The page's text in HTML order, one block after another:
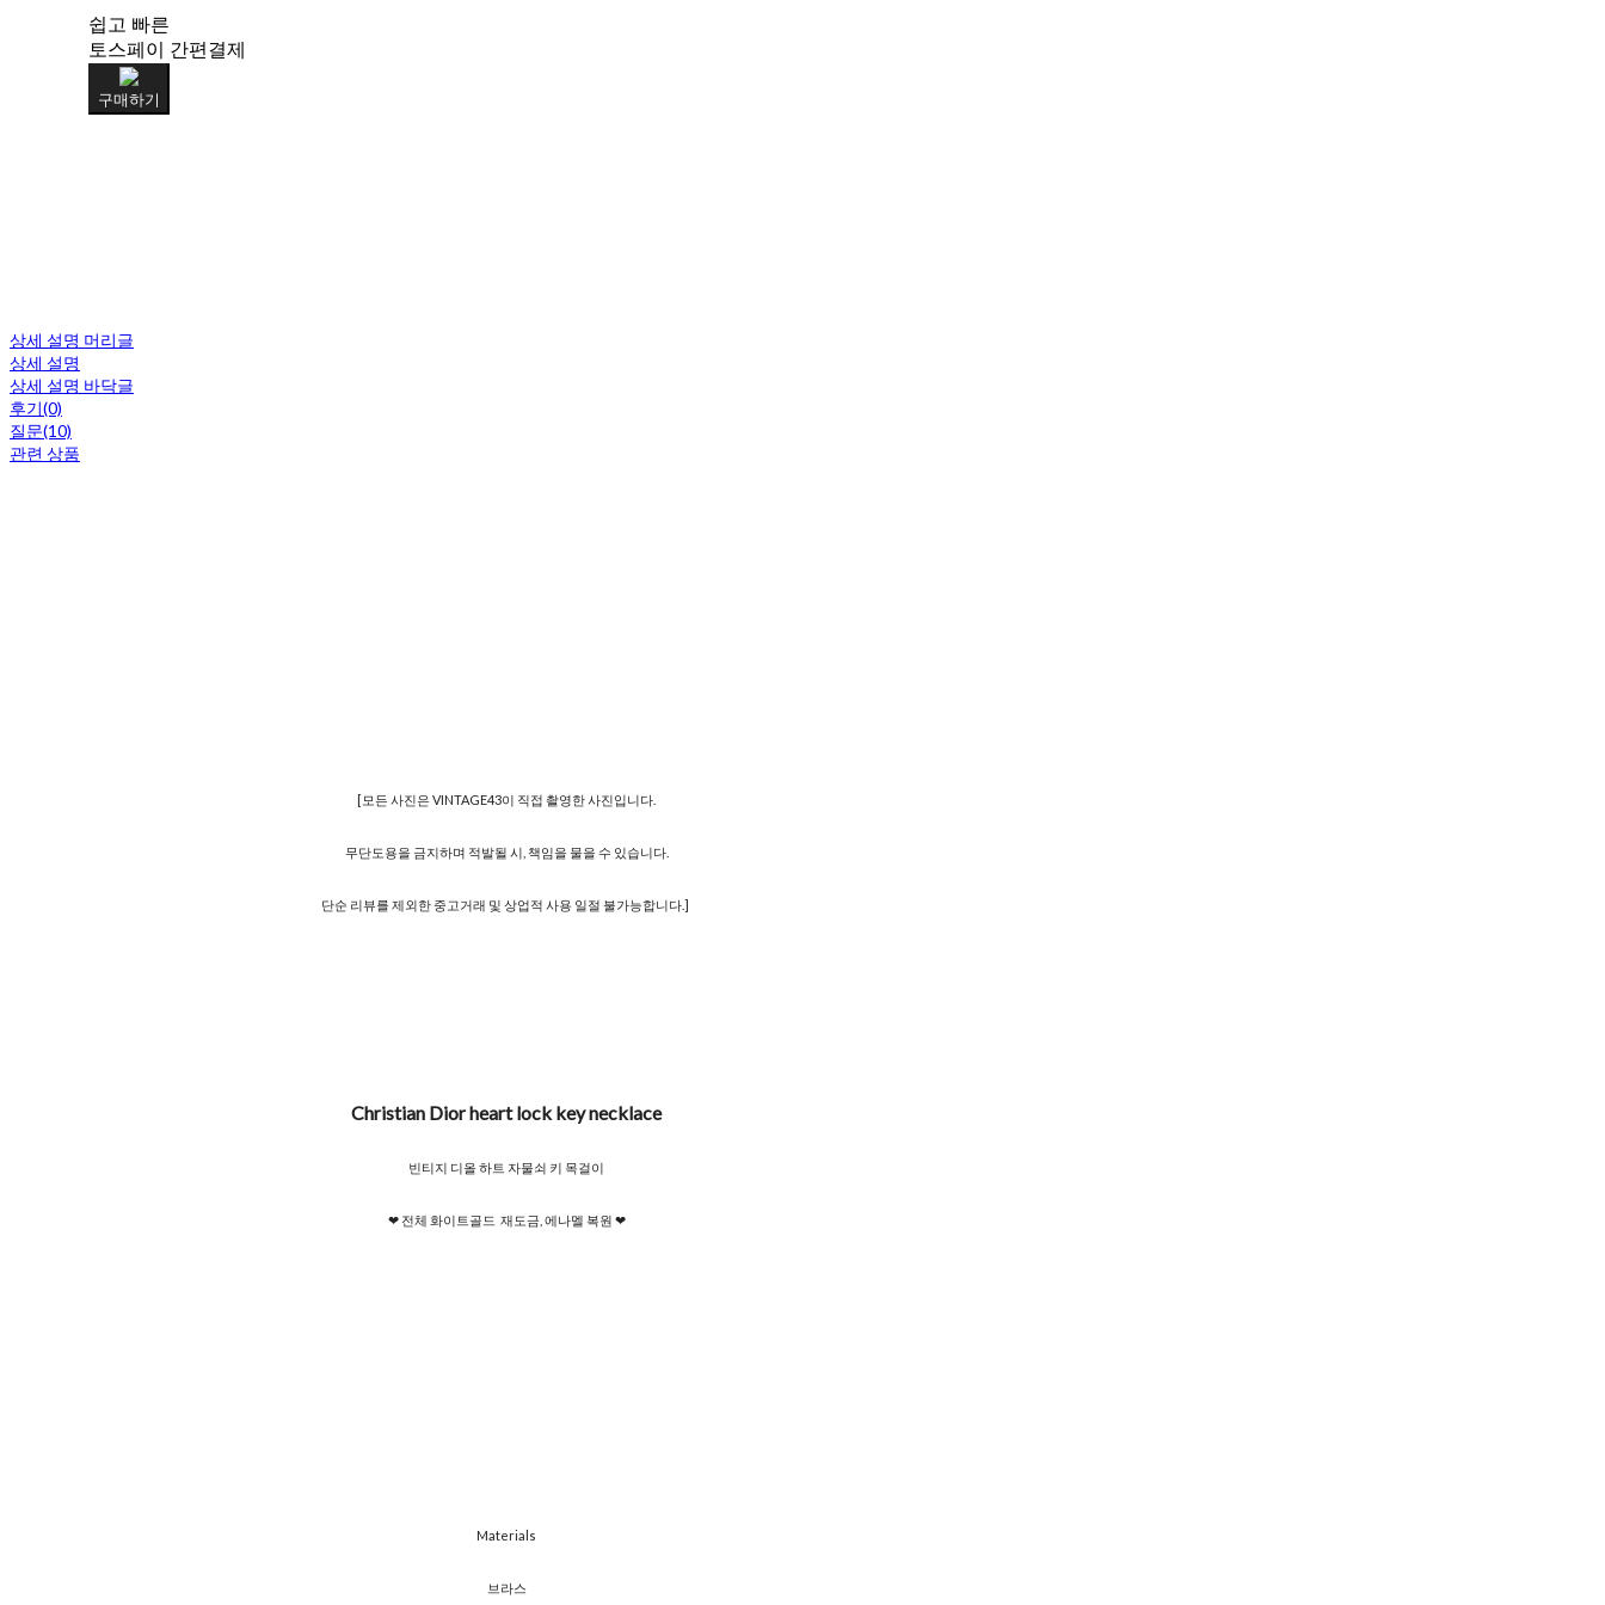
쉽고 빠른
토스페이 간편결제
구매하기
상세 설명 머리글
상세 설명
상세 설명 바닥글
후기(0)
질문(10)
관련 상품
[모든 사진은 VINTAGE43이 직접 촬영한 사진입니다.
무단도용을 금지하며 적발될 시, 책임을 물을 수 있습니다.
단순 리뷰를 제외한 중고거래 및 상업적 사용 일절 불가능합니다.]
Christian Dior heart lock key necklace
빈티지 디올 하트 자물쇠 키 목걸이
❤︎ 전체 화이트골드 재도금, 에나멜 복원 ❤︎
Materials
브라스